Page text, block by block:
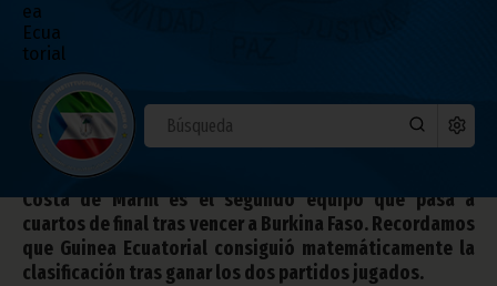
enero 28, 2012
Noticias Deportes
Costa de Marfil es el segundo equipo que pasa a
cuartos de final tras vencer a Burkina Faso. Recordamos
que Guinea Ecuatorial consiguió matemáticamente la
clasificación tras ganar los dos partidos jugados.